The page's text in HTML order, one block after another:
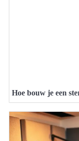
Hoe bouw je een